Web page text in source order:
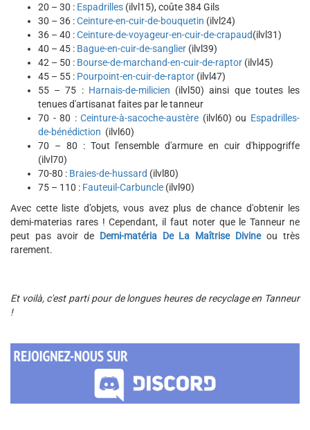
20 – 30 : Espadrilles (ilvl15), coûte 384 Gils
30 – 36 :Ceinture-en-cuir-de-bouquetin (ilvl24)
36 – 40 :Ceinture-de-voyageur-en-cuir-de-crapaud(ilvl31)
40 – 45 : Bague-en-cuir-de-sanglier (ilvl39)
42 – 50 : Bourse-de-marchand-en-cuir-de-raptor (ilvl45)
45 – 55 : Pourpoint-en-cuir-de-raptor (ilvl47)
55 – 75 : Harnais-de-milicien (ilvl50) ainsi que toutes les
tenues d'artisanat faites par le tanneur
70 - 80 :Ceinture-à-sacoche-austère (ilvl60) ou Espadrilles-
de-bénédiction (ilvl60)
70 – 80 : Tout l'ensemble d'armure en cuir d'hippogriffe
(ilvl70)
70-80 : Braies-de-hussard (ilvl80)
75 – 110 : Fauteuil-Carbuncle (ilvl90)
Avec cette liste d’objets, vous avez plus de chance d'obtenir les
demi-materias rares ! Cependant, il faut noter que le Tanneur ne
peut pas avoir de Demi-matéria De La Maîtrise Divineou très
rarement.
Et voilà, c'est parti pour de longues heures de recyclage en Tanneur
!